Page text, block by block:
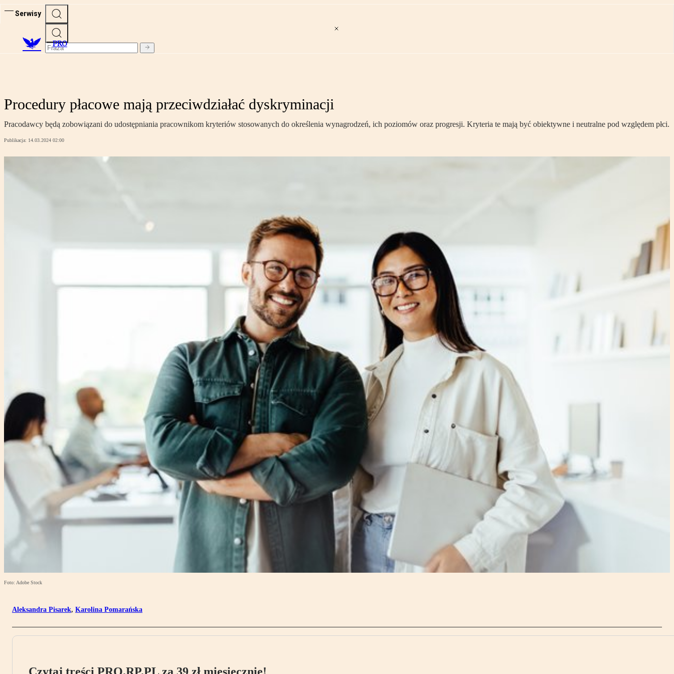
Serwisy
PRO
Procedury płacowe mają przeciwdziałać dyskryminacji
Pracodawcy będą zobowiązani do udostępniania pracownikom kryteriów stosowanych do określenia wynagrodzeń, ich poziomów oraz progresji. Kryteria te mają być obiektywne i neutralne pod względem płci.
Publikacja: 14.03.2024 02:00
Foto: Adobe Stock
Aleksandra Pisarek, Karolina Pomarańska